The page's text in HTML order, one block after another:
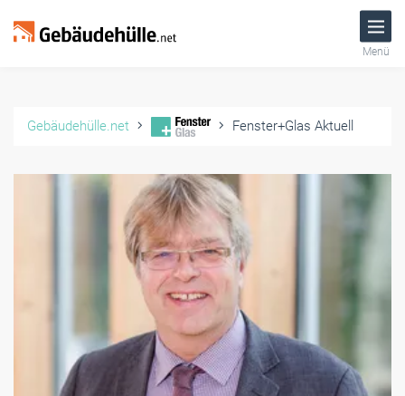
Menü
Gebäudehülle.net Fenster+Glas Aktuell